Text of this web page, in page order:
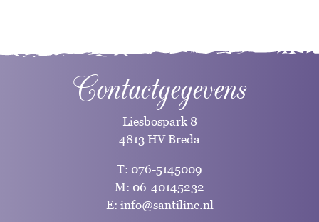
Contactgegevens
Liesbospark 8
4813 HV Breda
T: 076-5145009
M: 06-40145232
E: info@santiline.nl